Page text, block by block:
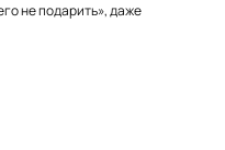
не подарить», даже